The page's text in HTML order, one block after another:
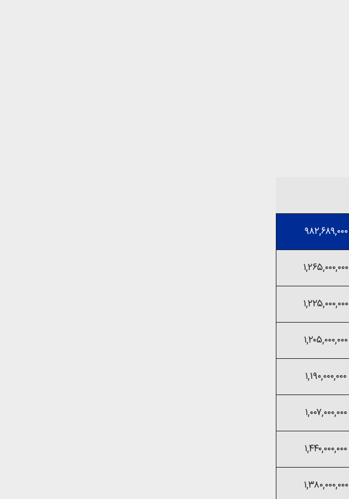
۹۸۲,۶۸۹,۰۰۰
۱,۲۶۵,۰۰۰,۰۰۰
۱,۲۲۵,۰۰۰,۰۰۰
۱,۲۰۵,۰۰۰,۰۰۰
۱,۱۹۰,۰۰۰,۰۰۰
۱,۰۰۷,۰۰۰,۰۰۰
۱,۴۴۰,۰۰۰,۰۰۰
۱,۳۸۰,۰۰۰,۰۰۰